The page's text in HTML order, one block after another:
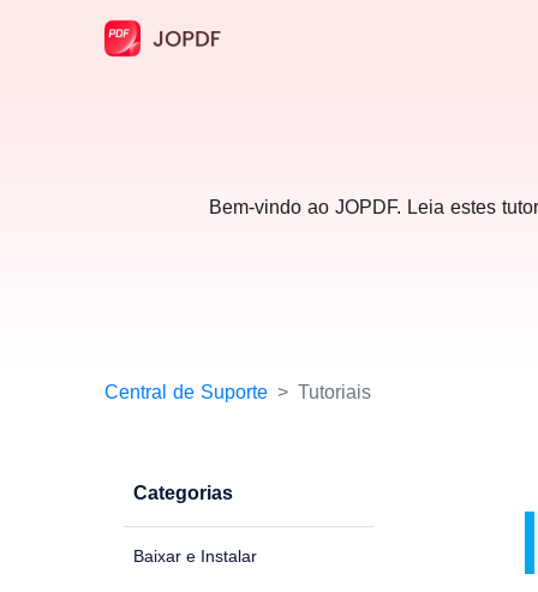
Bem-vindo ao JOPDF. Leia estes
Central de Suporte Tutoriais
Categorias
Baixar e Instalar